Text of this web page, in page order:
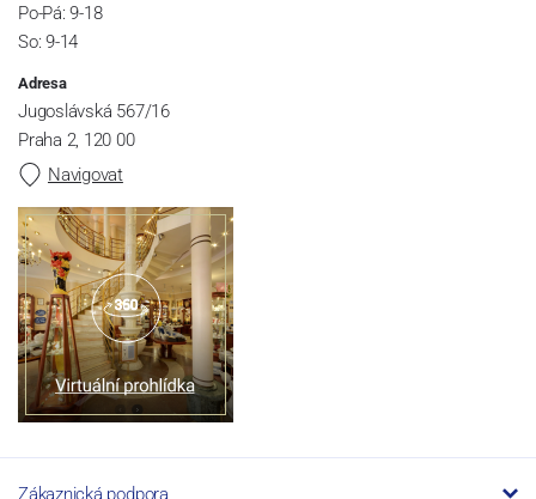
Po-Pá: 9-18
So: 9-14
Adresa
Jugoslávská 567/16
Praha 2, 120 00
Navigovat
Zákaznická podpora